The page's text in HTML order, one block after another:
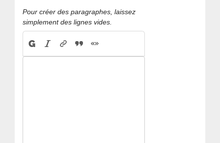
Pour créer des paragraphes, laissez
simplement des lignes vides.